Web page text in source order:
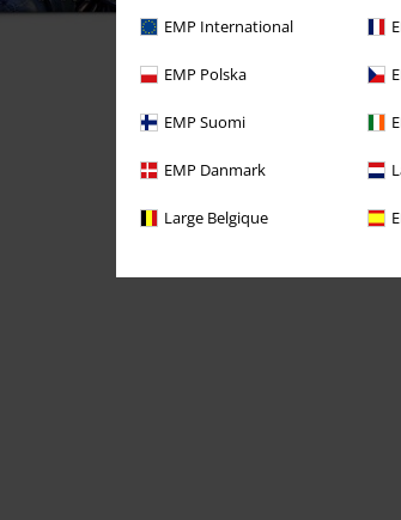
EMP International
EMP Polska
EMP Suomi
EMP Danmark
Large Belgique